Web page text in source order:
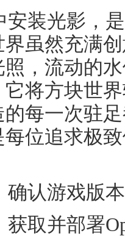
安装光影，
虽然充满
照，流动的
将方块世
每一次驻
位追求极
确认游戏版
取并部署